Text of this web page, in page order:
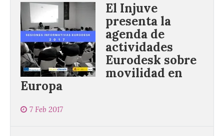
El Injuve
presenta la
agenda de
actividades
Eurodesk sobre
movilidad en
Europa
7 Feb 2017